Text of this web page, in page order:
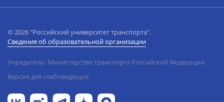
© 2026 "Российский университет транспорта".
Сведения об образовательной организации
Учредитель: Министерство транспорта Российской Федерации
Версия для слабовидящих